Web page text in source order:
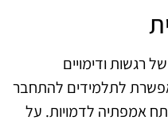
רגשות ודימויים
לתלמידים להתחבר
אמפתיה לדמויות. על